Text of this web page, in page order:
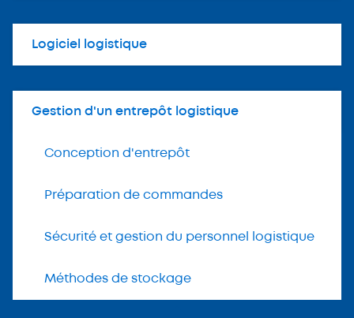
Logiciel logistique
Gestion d'un entrepôt logistique
Conception d'entrepôt
Préparation de commandes
Sécurité et gestion du personnel logistique
Méthodes de stockage